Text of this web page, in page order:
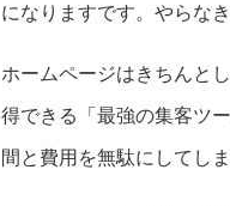
になりますです。やらな
ホームページはきちんと
得できる「最強の集客ツ
間と費用を無駄にしてしま